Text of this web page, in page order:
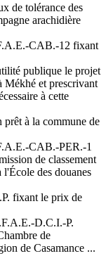
de tolérance des
arachidière
CAB.-12 fixant
publique le projet
Mékhé et prescrivant
à cette
prêt à la commune de
CAB.-PER.-1
de classement
l'École des douanes
fixant le prix de
D.C.I.-P.
de
de Casamance ...